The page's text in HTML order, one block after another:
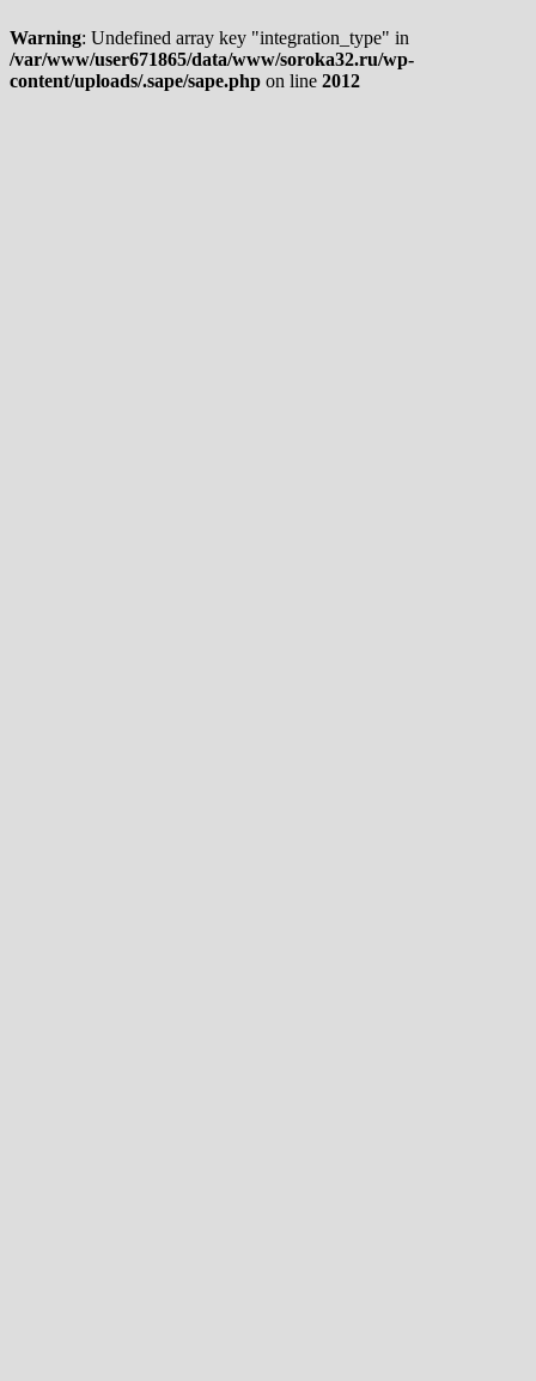
Warning: Undefined array key "integration_type" in
/var/www/user671865/data/www/soroka32.ru/wp-
content/uploads/.sape/sape.php on line 2012